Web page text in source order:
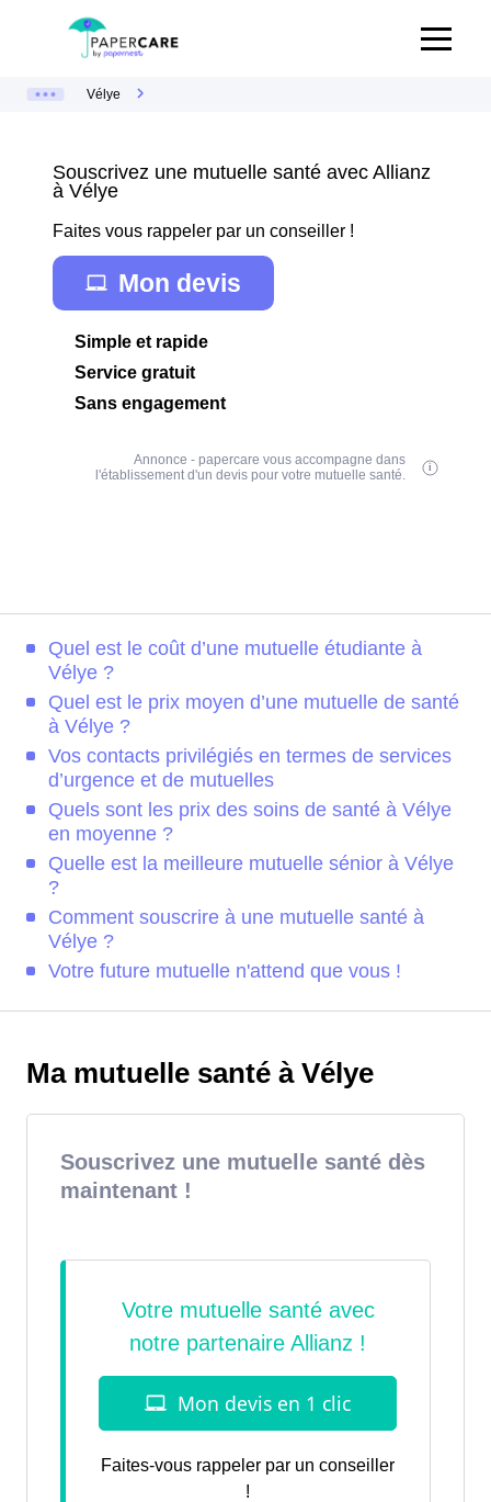
Vélye
Souscrivez une mutuelle santé avec Allianz
à Vélye
Faites vous rappeler par un conseiller !
Mon devis
Simple et rapide
Service gratuit
Sans engagement
Annonce - papercare vous accompagne dans
l'établissement d'un devis pour votre mutuelle santé.
Quel est le coût d’une mutuelle étudiante à
Vélye ?
Quel est le prix moyen d’une mutuelle de santé
à Vélye ?
Vos contacts privilégiés en termes de services
d’urgence et de mutuelles
Quels sont les prix des soins de santé à Vélye
en moyenne ?
Quelle est la meilleure mutuelle sénior à Vélye
?
Comment souscrire à une mutuelle santé à
Vélye ?
Votre future mutuelle n'attend que vous !
Ma mutuelle santé à Vélye
Souscrivez une mutuelle santé dès
maintenant !
Faites-vous rappeler par un conseiller
!